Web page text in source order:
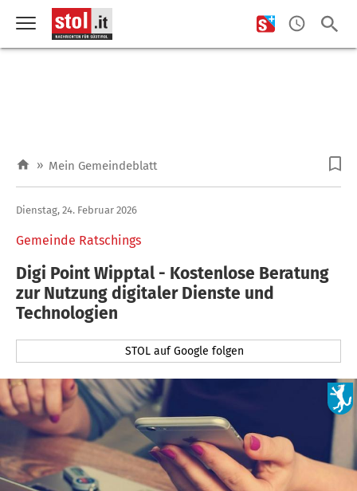
» Mein Gemeindeblatt
Gemeinde Ratschings
Dienstag, 24. Februar 2026
Digi Point Wipptal - Kostenlose Beratung
zur Nutzung digitaler Dienste und
Technologien
STOL auf Google folgen